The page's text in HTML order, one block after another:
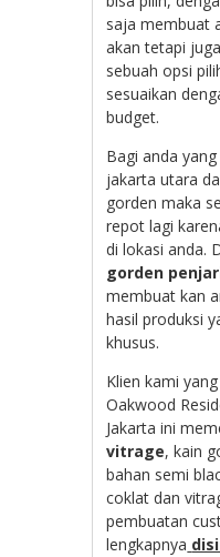
saja membuat
akan tetapi
sebuah opsi
sesuaikan
budget.
Bagi anda
jakarta utara
gorden maka
repot lagi
di lokasi anda.
gorden
membuat kan
hasil produksi
khusus.
Klien kami
Oakwood
Jakarta ini
vitrage, kain
bahan semi
coklat dan
pembuatan
lengkapnya